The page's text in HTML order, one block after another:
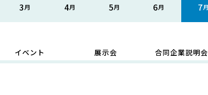
3 4 5 6 7
イベント 展示会 合同企業説明会